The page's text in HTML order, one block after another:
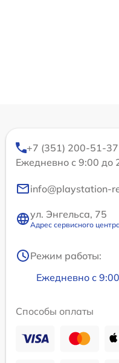
+7 (351) 200-51-37
Ежедневно с 9:00 до
info@playstation-
ул. Энгельса, 75
Адрес сервисного
Режим работы:
Ежедневно с
Способы оплаты